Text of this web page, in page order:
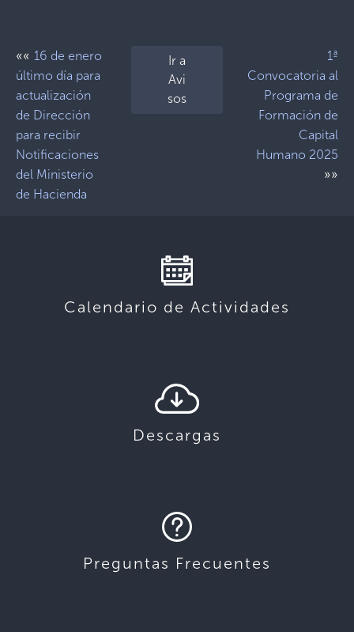
«« 16 de enero
último día para
actualización
de Dirección
para recibir
Notificaciones
del Ministerio
de Hacienda
Ir a
Avi
sos
1ª
Convocatoria al
Programa de
Formación de
Capital
Humano 2025
»»
Calendario de Actividades
Descargas
Preguntas Frecuentes